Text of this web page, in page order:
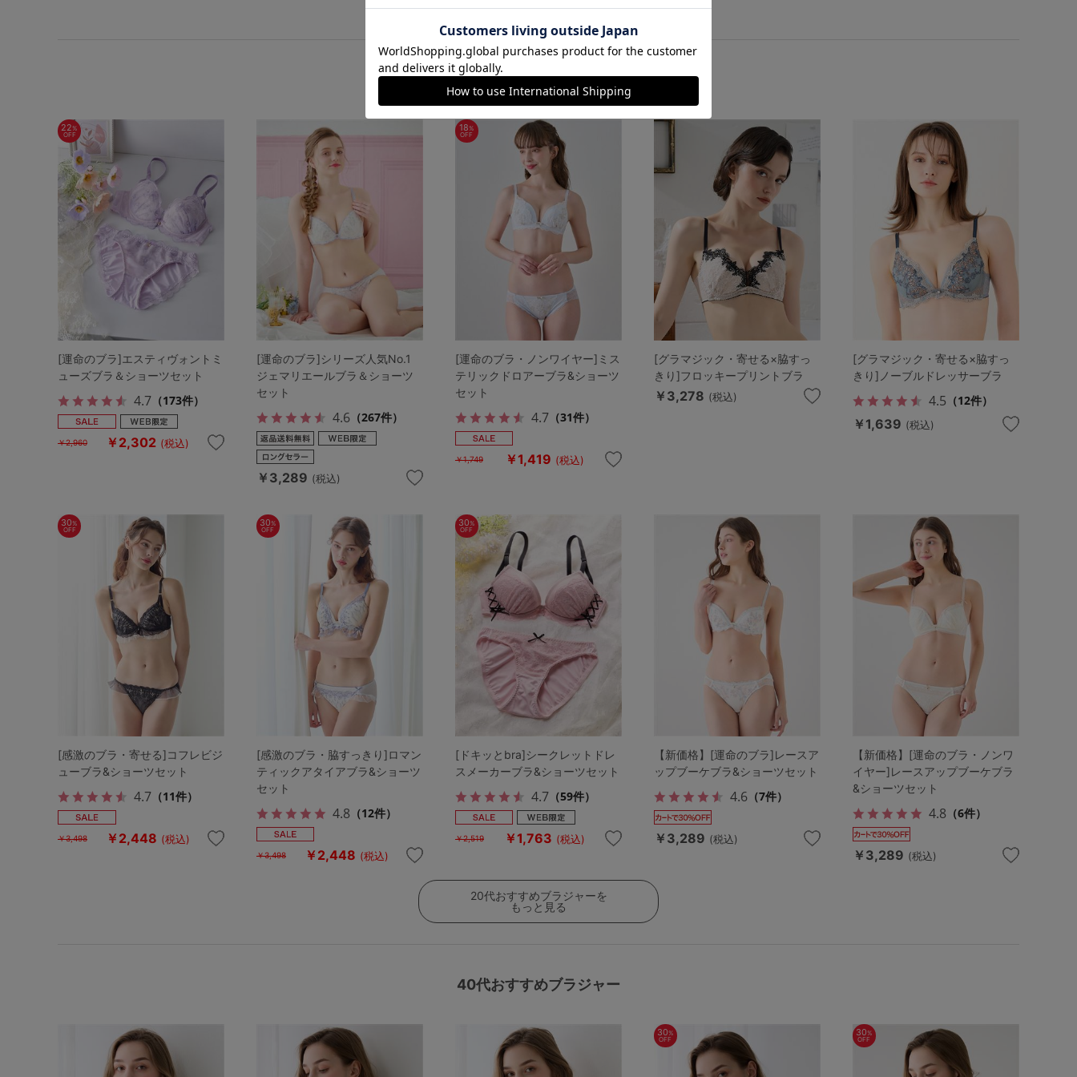
この商品と一緒に見られている商品
20代おすすめブラジャー
22%
OFF
[運命のブラ]エスティヴォントミ
ューズブラ＆ショーツセット
4.7 （173件）
￥2,960 ￥2,302 (税込)
[運命のブラ]シリーズ人気No.1
ジェマリエールブラ＆ショーツ
セット
4.6（267件）
￥3,289 (税込)
18%
OFF
[運命のブラ・ノンワイヤー]ミス
テリックドロアーブラ&ショーツ
セット
4.7（31件）
￥1,749 ￥1,419 (税込)
[グラマジック・寄せる×脇すっ
きり]フロッキープリントブラ
￥3,278 (税込)
[グラマジック・寄せる×脇すっ
きり]ノーブルドレッサーブラ
4.5 （12件）
￥1,639 (税込)
30%
OFF
[感激のブラ・寄せる]コフレビジ
ューブラ&ショーツセット
4.7 （11件）
￥3,498 ￥2,448 (税込)
30%
OFF
[感激のブラ・脇すっきり]ロマン
ティックアタイアブラ&ショーツ
セット
4.8（12件）
￥3,498 ￥2,448 (税込)
30%
OFF
[ドキッとbra]シークレットドレ
スメーカーブラ&ショーツセット
4.7（59件）
￥2,519 ￥1,763 (税込)
【新価格】[運命のブラ]レースア
ップブーケブラ&ショーツセット
4.6（7件）
￥3,289 (税込)
【新価格】[運命のブラ・ノンワ
イヤー]レースアップブーケブラ
&ショーツセット
4.8（6件）
￥3,289 (税込)
20代おすすめブラジャーを
もっと見る
40代おすすめブラジャー
30%
OFF
30%
OFF